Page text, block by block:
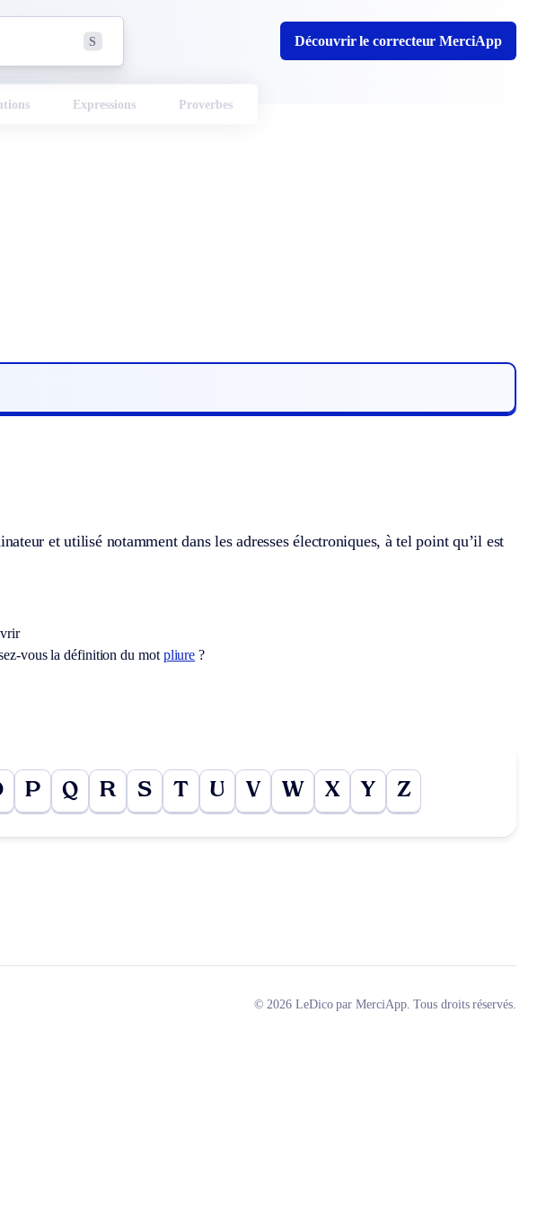
S Découvrir le correcteur MerciApp
Expressions Proverbes
et utilisé notamment dans les adresses électroniques, à tel point qu’il est
vous la définition du mot pliure ?
P Q R S T U V W X Y Z
© 2026 LeDico par MerciApp. Tous droits réservés.